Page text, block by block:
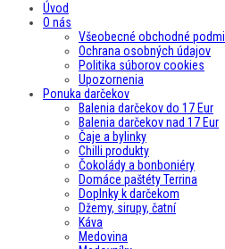
Úvod
O nás
Všeobecné obchodné
Ochrana osobných údajov
Politika súborov cookies
Upozornenia
Ponuka darčekov
Balenia darčekov do 17 Eur
Balenia darčekov nad 17 Eur
Čaje a bylinky
Chilli produkty
Čokolády a bonboniéry
Domáce paštéty Terrina
Doplnky k darčekom
Džemy, sirupy, čatní
Káva
Medovina